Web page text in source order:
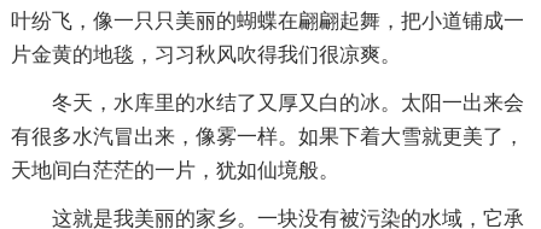
叶纷飞，像一只只美丽的蝴蝶在翩翩起舞，把小道铺成一
片金黄的地毯，习习秋风吹得我们很凉爽。
冬天，水库里的水结了又厚又白的冰。太阳一出来会
有很多水汽冒出来，像雾一样。如果下着大雪就更美了，
天地间白茫茫的一片，犹如仙境般。
这就是我美丽的家乡。一块没有被污染的水域，它承